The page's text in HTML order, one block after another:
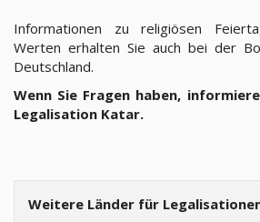
Informationen zu religiösen
Werten erhalten Sie auch bei der
Deutschland.
Wenn Sie Fragen haben,
Legalisation Katar.
Weitere Länder für